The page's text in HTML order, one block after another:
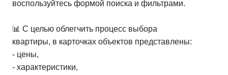
воспользуйтесь формой поиска и фильтрами.
📊 С целью облегчить процесс выбора
квартиры, в карточках объектов представлены:
- цены,
- характеристики,